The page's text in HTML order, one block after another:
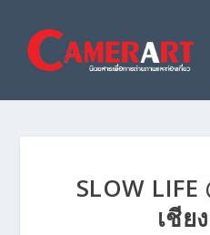
SLOW
เชีย